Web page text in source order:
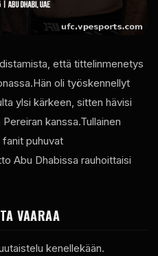
että tittelinmenetys
oli työskennellyt
ylsi kärkeen, sitten hävisi
kanssa.Tullainen
puhuvat
Abu Dhabissa rauhoittaisi
VAARAA
kenellekään.